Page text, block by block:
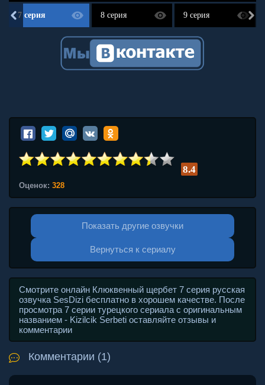
7 серия 8 серия 9 серия
8.4
Оценок: 328
Показать другие озвучки
Вернуться к сериалу
Смотрите онлайн Клюквенный щербет 7 серия русская
озвучка SesDizi бесплатно в хорошем качестве. После
просмотра 7 серии турецкого сериала с оригинальным
названием - Kizilcik Serbeti оставляйте отзывы и
комментарии
Комментарии (1)